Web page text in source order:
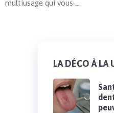
multiusage qui vous …
LA DÉCO À LA